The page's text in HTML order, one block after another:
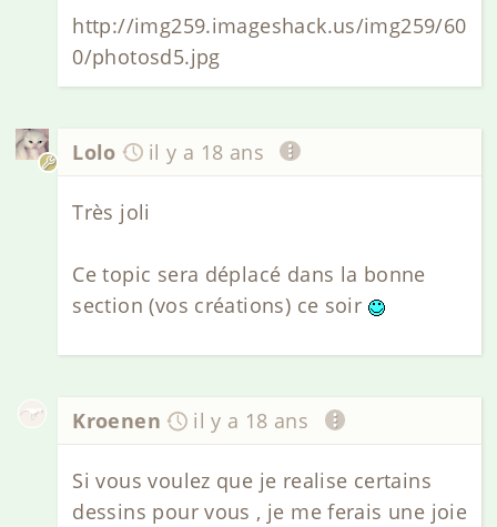
http://img259.imageshack.us/img259/60
0/photosd5.jpg
Lolo il y a 18 ans
Très joli
Ce topic sera déplacé dans la bonne
section (vos créations) ce soir
Kroenen il y a 18 ans
Si vous voulez que je realise certains
dessins pour vous , je me ferais une joie